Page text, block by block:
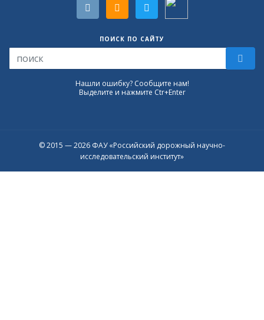
ПОИСК ПО САЙТУ
Нашли ошибку? Сообщите нам!
Выделите и нажмите Ctr+Enter
© 2015 — 2026 ФАУ «Российский дорожный научно-
исследовательский институт»